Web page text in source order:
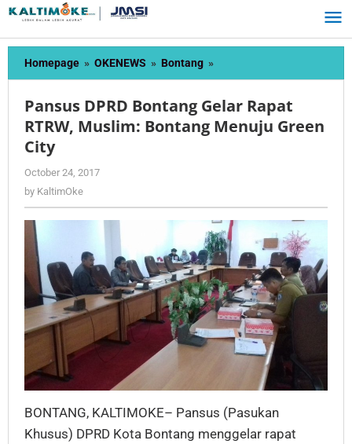
Skip
content
Homepage » OKENEWS » Bontang »
DPRD
Gelar
Rapat
Green
City
Pansus DPRD Bontang Gelar Rapat
RTRW, Muslim: Bontang Menuju Green
City
October 24, 2017
by KaltimOke
BONTANG, KALTIMOKE– Pansus (Pasukan
Khusus) DPRD Kota Bontang menggelar rapat